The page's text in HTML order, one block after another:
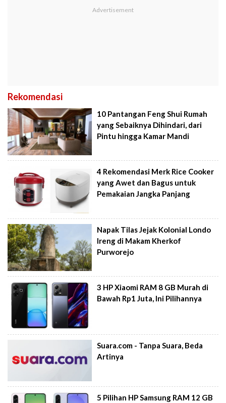
Rekomendasi
10 Pantangan Feng Shui Rumah
yang Sebaiknya Dihindari, dari
Pintu hingga Kamar Mandi
4 Rekomendasi Merk Rice Cooker
yang Awet dan Bagus untuk
Pemakaian Jangka Panjang
Napak Tilas Jejak Kolonial Londo
Ireng di Makam Kherkof
Purworejo
3 HP Xiaomi RAM 8 GB Murah di
Bawah Rp1 Juta, Ini Pilihannya
Suara.com - Tanpa Suara, Beda
Artinya
5 Pilihan HP Samsung RAM 12 GB